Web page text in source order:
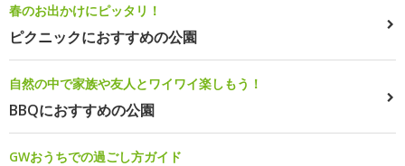
春のお出かけにピッタリ！
ピクニックにおすすめの公園
自然の中で家族や友人とワイワイ楽しもう！
BBQにおすすめの公園
GWおうちでの過ごし方ガイド